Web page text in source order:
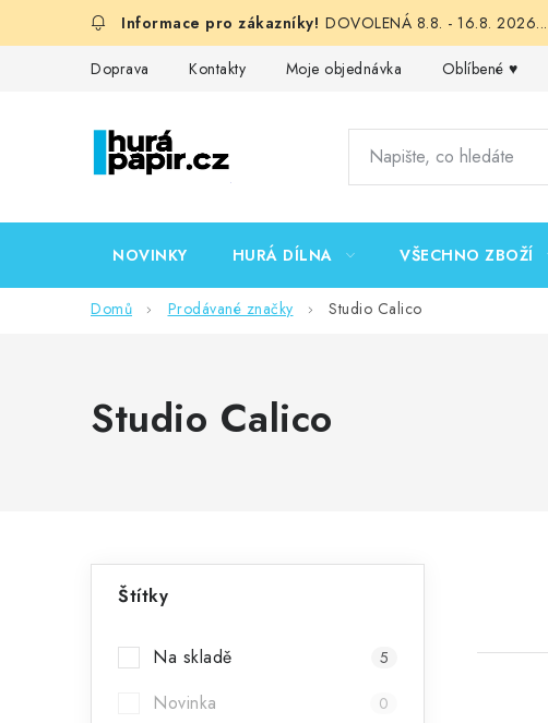
DOVOLENÁ 8.8. - 16.8.
Doprava Kontakty Moje objednávka Oblíbené ♥️
NOVINKY HURÁ DÍLNA VŠECHNO ZBOŽÍ
Domů Prodávané značky Studio Calico
Studio Calico
Štítky
Na skladě 5
Novinka 0